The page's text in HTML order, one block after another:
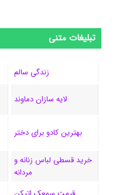
تبلیغات متنی
زندگی سالم
لایه سازان دماوند
بهترین کادو برای دختر
خرید قسطی لباس زنانه و
مردانه